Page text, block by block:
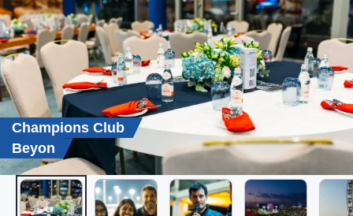
Champions Club
Beyon